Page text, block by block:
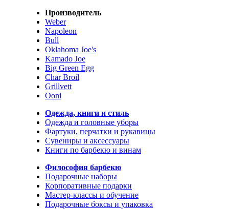
Производитель
Weber
Napoleon
Bull
Oklahoma Joe's
Kamado Joe
Big Green Egg
Char Broil
Grillvett
Ooni
Одежда, книги и стиль
Одежда и головные уборы
Фартуки, перчатки и рукавицы
Сувениры и аксессуары
Книги по барбекю и винам
Философия барбекю
Подарочные наборы
Корпоративные подарки
Мастер-классы и обучение
Подарочные боксы и упаковка